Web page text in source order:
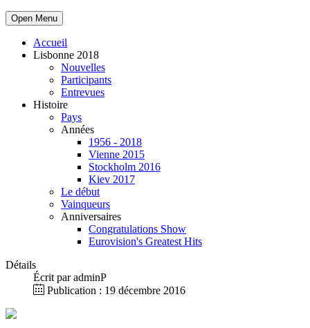
Open Menu
Accueil
Lisbonne 2018
Nouvelles
Participants
Entrevues
Histoire
Pays
Années
1956 - 2018
Vienne 2015
Stockholm 2016
Kiev 2017
Le début
Vainqueurs
Anniversaires
Congratulations Show
Eurovision's Greatest Hits
Détails
Écrit paradminP
Publication : 19 décembre 2016